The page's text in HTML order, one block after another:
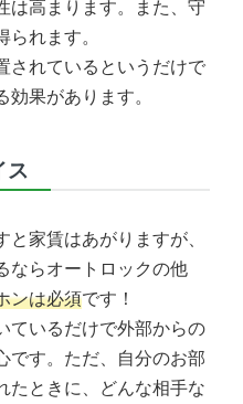
は高まります。また、守
れます。
されているというだけで
果があります。
ス
家賃はあがりますが、
ならオートロックの他
ンは必須です！
ているだけで外部からの
です。ただ、自分のお部
たときに、どんな相手な